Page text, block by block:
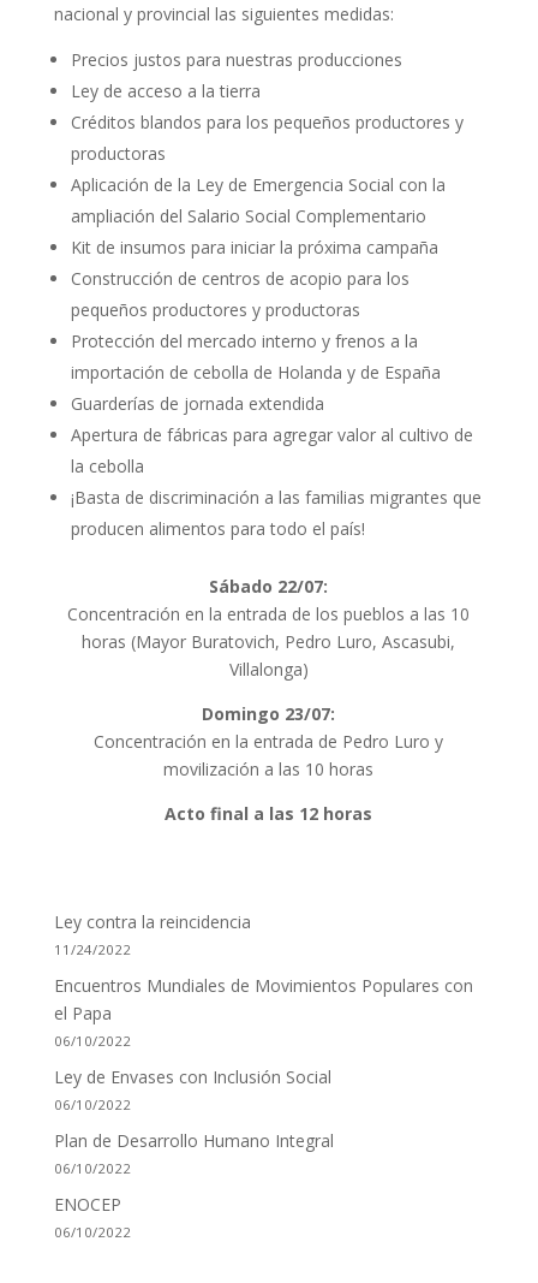
nacional y provincial las siguientes medidas:
Precios justos para nuestras producciones
Ley de acceso a la tierra
Créditos blandos para los pequeños productores y
productoras
Aplicación de la Ley de Emergencia Social con la
ampliación del Salario Social Complementario
Kit de insumos para iniciar la próxima campaña
Construcción de centros de acopio para los
pequeños productores y productoras
Protección del mercado interno y frenos a la
importación de cebolla de Holanda y de España
Guarderías de jornada extendida
Apertura de fábricas para agregar valor al cultivo de
la cebolla
¡Basta de discriminación a las familias migrantes que
producen alimentos para todo el país!
Sábado 22/07:
Concentración en la entrada de los pueblos a las 10
horas (Mayor Buratovich, Pedro Luro, Ascasubi,
Villalonga)
Domingo 23/07:
Concentración en la entrada de Pedro Luro y
movilización a las 10 horas
Acto final a las 12 horas
Ley contra la reincidencia
11/24/2022
Encuentros Mundiales de Movimientos Populares con
el Papa
06/10/2022
Ley de Envases con Inclusión Social
06/10/2022
Plan de Desarrollo Humano Integral
06/10/2022
ENOCEP
06/10/2022